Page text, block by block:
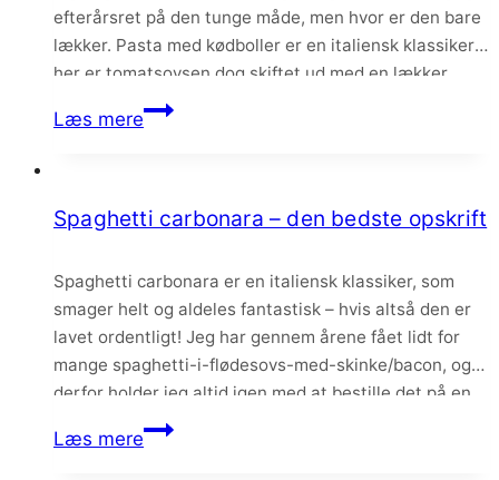
efterårsret på den tunge måde, men hvor er den bare
lækker. Pasta med kødboller er en italiensk klassiker –
her er tomatsovsen dog skiftet ud med en lækker
champignonsovs, spinat og de saftigste krydrede…
Læs merePasta
og
Spaghetti carbonara – den bedste opskrift
Spaghetti carbonara er en italiensk klassiker, som
smager helt og aldeles fantastisk – hvis altså den er
lavet ordentligt! Jeg har gennem årene fået lidt for
mange spaghetti-i-flødesovs-med-skinke/bacon, og
derfor holder jeg altid igen med at bestille det på en
restaurant, da man aldrig ved hvad man får. Men
heldigvis er det mega nemt og…
Læs mereSpaghetti